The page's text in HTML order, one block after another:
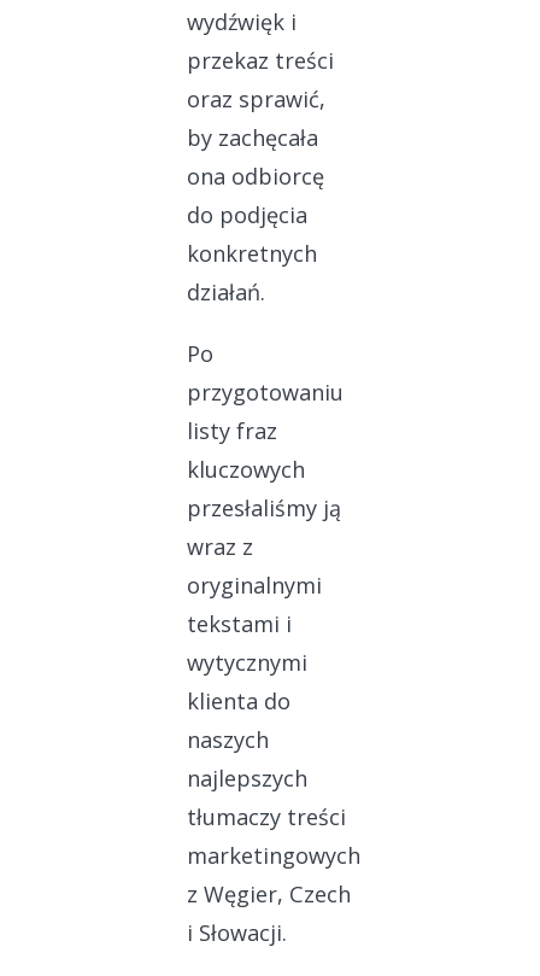
wydźwięk i
przekaz treści
oraz sprawić,
by zachęcała
ona odbiorcę
do podjęcia
konkretnych
działań.
Po
przygotowaniu
listy fraz
kluczowych
przesłaliśmy ją
wraz z
oryginalnymi
tekstami i
wytycznymi
klienta do
naszych
najlepszych
tłumaczy treści
marketingowych
z Węgier, Czech
i Słowacji.